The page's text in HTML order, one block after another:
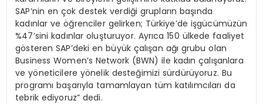
SAP’nin en çok destek verdiği grupların başında
kadınlar ve öğrenciler gelirken; Türkiye’de işgücümüzün
%47’sini kadınlar oluşturuyor. Ayrıca 150 ülkede faaliyet
gösteren SAP’deki en büyük çalışan ağı grubu olan
Business Women’s Network (BWN) ile kadın çalışanlara
ve yöneticilere yönelik desteğimizi sürdürüyoruz. Bu
programı başarıyla tamamlayan tüm katılımcıları da
tebrik ediyoruz” dedi.